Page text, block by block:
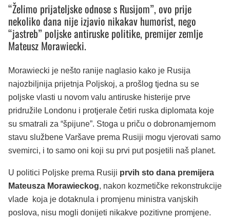
“Želimo prijateljske odnose s Rusijom”, ovo prije
nekoliko dana nije izjavio nikakav humorist, nego
“jastreb” poljske antiruske politike, premijer zemlje
Mateusz Morawiecki.
Morawiecki je nešto ranije naglasio kako je Rusija
najozbiljnija prijetnja Poljskoj, a prošlog tjedna su se
poljske vlasti u novom valu antiruske histerije prve
pridružile Londonu i protjerale četiri ruska diplomata koje
su smatrali za “špijune”. Stoga u priču o dobronamjernom
stavu službene Varšave prema Rusiji mogu vjerovati samo
svemirci, i to samo oni koji su prvi put posjetili naš planet.
U politici Poljske prema Rusiji prvih sto dana premijera
Mateusza Morawieckog, nakon kozmetičke rekonstrukcije
vlade koja je dotaknula i promjenu ministra vanjskih
poslova, nisu mogli donijeti nikakve pozitivne promjene.